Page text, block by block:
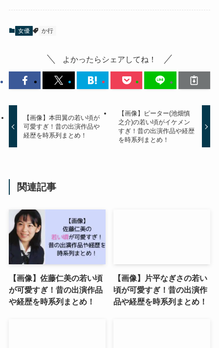
女優 か行
よかったらシェアしてね！
【画像】本田翼の若い頃が
可愛すぎ！昔の出演作品や
経歴を時系列まとめ！
【画像】ピーター(池畑慎
之介)の若い頃がイケメン
すぎ！昔の出演作品や経歴
を時系列まとめ！
関連記事
【画像】佐藤仁美の若い頃
が可愛すぎ！昔の出演作品
や経歴を時系列まとめ！
【画像】片平なぎさの若い
頃が可愛すぎ！昔の出演作
品や経歴を時系列まとめ！